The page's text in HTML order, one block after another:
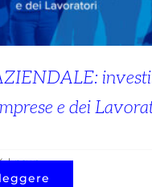
e dei
| news